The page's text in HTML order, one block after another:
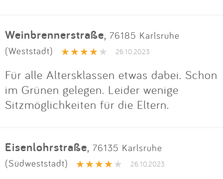
Kontakt
Impressum
Anmelden
Weinbrennerstraße, 76185 Karlsruhe
(Weststadt)
26.10.2023
Für alle Altersklassen etwas dabei. Schon
im Grünen gelegen. Leider wenige
Sitzmöglichkeiten für die Eltern.
Eisenlohrstraße, 76135 Karlsruhe
(Südweststadt)
26.10.2023